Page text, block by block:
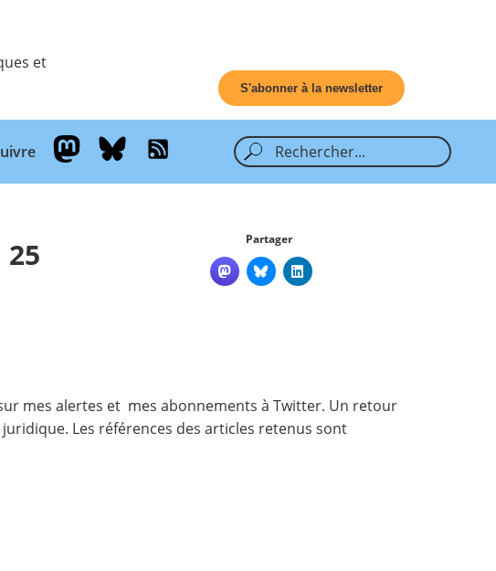
et
S'abonner à la newsletter
Partager
mes alertes et mes abonnements à Twitter. Un retour
Les références des articles retenus sont